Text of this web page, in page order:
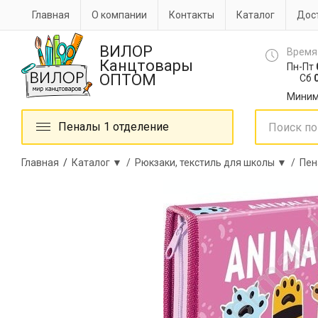
Главная О компании Контакты Каталог
ВИЛОР
Канцтовары
ОПТОМ
Пн-Пт
Сб
Пеналы 1 отделение
Главная / Каталог ▼ / Рюкзаки, текстиль для школы ▼ /